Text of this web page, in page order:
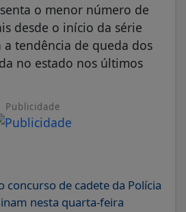
o menor número de
desde o início da série
tendência de queda dos
no estado nos últimos
Publicidade
concurso de cadete da Polícia
nesta quarta-feira